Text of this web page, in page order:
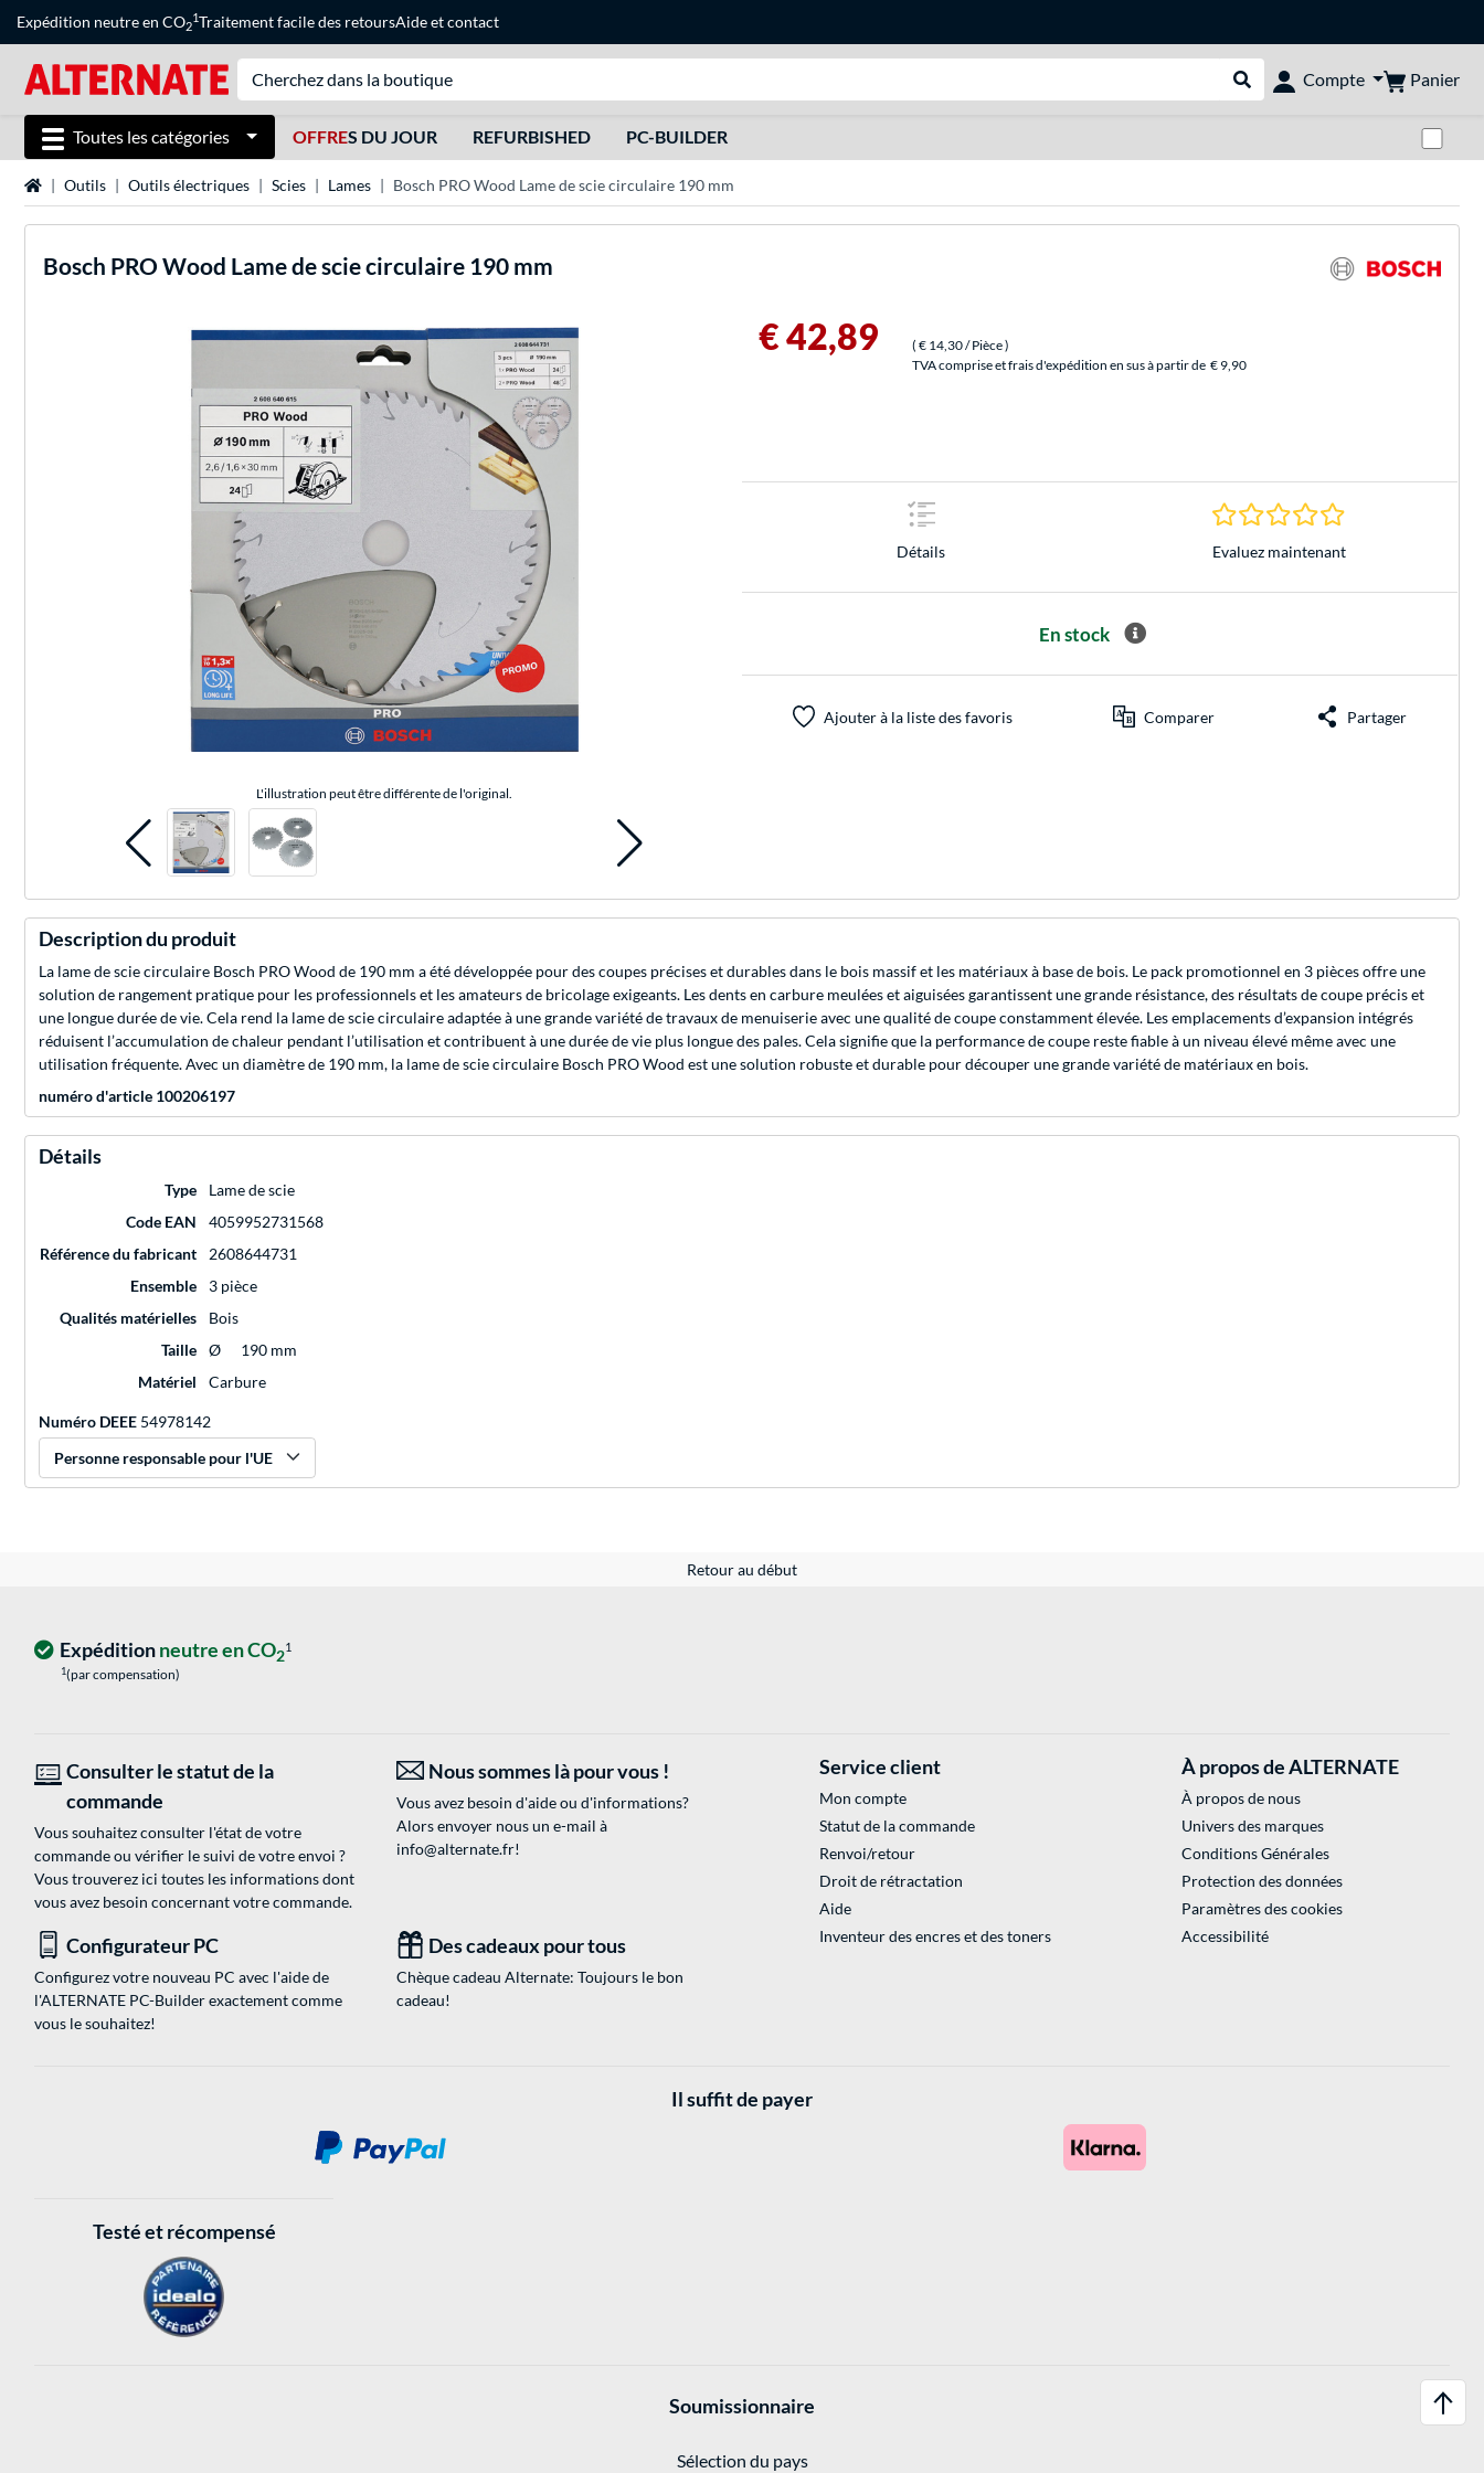
Expédition neutre en CO2
1Traitement facile des retoursAideetcontact
Rechercher dans le shop
Compte Panier
Toutes les catégories OFFRES DU JOUR REFURBISHED PC-BUILDER
Page d'accueil
Outils Outils électriques Scies Lames Bosch PRO Wood Lame de scie circulaire 190 mm
Bosch PRO Wood Lame de scie circulaire 190 mm
L'illustration peut être différente de l'original.
€ 42,89 ( € 14,30/ Pièce)
TVA comprise et frais d'expédition en sus à partir de € 9,90
Détails
0.0 Étoiles à 0
Evaluez maintenant
En stock
Ajouter à la liste des favoris Comparer Partager
Description du produit
La lame de scie circulaire Bosch PRO Wood de 190 mm a été développée pour des coupes précises et durables dans le bois massif et les matériaux à base de bois. Le pack promotionnel en 3 pièces offre une
solution de rangement pratique pour les professionnels et les amateurs de bricolage exigeants. Les dents en carbure meulées et aiguisées garantissent une grande résistance, des résultats de coupe précis et
une longue durée de vie. Cela rend la lame de scie circulaire adaptée à une grande variété de travaux de menuiserie avec une qualité de coupe constamment élevée. Les emplacements d’expansion intégrés
réduisent l’accumulation de chaleur pendant l’utilisation et contribuent à une durée de vie plus longue des pales. Cela signifie que la performance de coupe reste fiable à un niveau élevé même avec une
utilisation fréquente. Avec un diamètre de 190 mm, la lame de scie circulaire Bosch PRO Wood est une solution robuste et durable pour découper une grande variété de matériaux en bois.
numéro d'article 100206197
Détails
Type
Lame de scie
Code EAN
4059952731568
Référence du fabricant
2608644731
Ensemble
3 pièce
Qualités matérielles
Bois
Taille
Ø
190 mm
Matériel
Carbure
Numéro DEEE 54978142
Personne responsable pour l'UE
Retour au début
Expéditionneutre en CO21
1(par compensation)
Consulter le statut de la
commande
Vous souhaitez consulter l'état de votre
commande ou vérifier le suivi de votre envoi ?
Vous trouverez ici toutes les informations dont
vous avez besoin concernant votre commande.
Nous sommes là pour vous !
Vous avez besoin d'aide ou d'informations?
Alors envoyer nous un e-mail à
info@alternate.fr!
Configurateur PC
Configurez votre nouveau PC avec l'aide de
l'ALTERNATE PC-Builder exactement comme
vous le souhaitez!
Des cadeaux pour tous
Chèque cadeau Alternate: Toujours le bon
cadeau!
Service client
Mon compte
Statut de la commande
Renvoi/retour
Droit de rétractation
Aide
Inventeur des encres et des toners
À propos de ALTERNATE
À propos de nous
Univers des marques
Conditions Générales
Protection des données
Paramètres des cookies
Accessibilité
Il suffit de payer
Testé et récompensé
Soumissionnaire
Sélection du pays